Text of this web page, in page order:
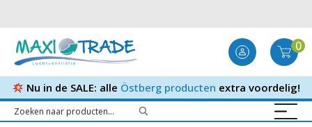
0
Nu in de SALE: alle Östberg producten extra voordelig!